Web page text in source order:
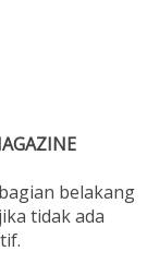
belakang
tidak ada